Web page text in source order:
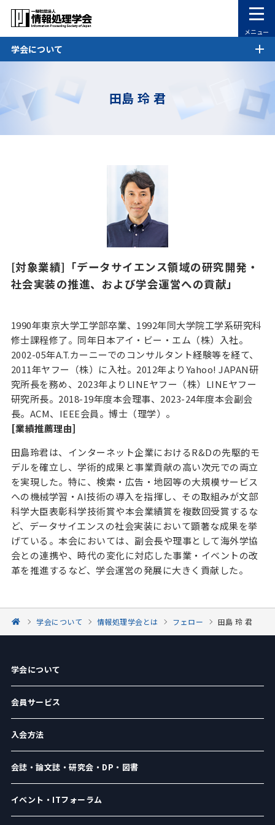
メニュー
学会について
田島 玲 君
[対象業績]「データサイエンス領域の研究開発・
社会実装の推進、および学会運営への貢献」
1990年東京大学工学部卒業、1992年同大学院工学系研究科
修士課程修了。同年日本アイ・ビー・エム（株）入社。
2002-05年A.T.カーニーでのコンサルタント経験等を経て、
2011年ヤフー（株）に入社。2012年よりYahoo! JAPAN研
究所長を務め、2023年よりLINEヤフー（株）LINEヤフー
研究所長。2018-19年度本会理事、2023-24年度本会副会
長。ACM、IEEE会員。博士（理学）。
[業績推薦理由]
田島玲君は、インターネット企業におけるR&Dの先駆的モ
デルを確立し、学術的成果と事業貢献の高い次元での両立
を実現した。特に、検索・広告・地図等の大規模サービス
への機械学習・AI技術の導入を指揮し、その取組みが文部
科学大臣表彰科学技術賞や本会業績賞を複数回受賞するな
ど、データサイエンスの社会実装において顕著な成果を挙
げている。本会においては、副会長や理事として海外学協
会との連携や、時代の変化に対応した事業・イベントの改
革を推進するなど、学会運営の発展に大きく貢献した。
学会について 情報処理学会とは フェロー 田島 玲 君
学会について
会員サービス
入会方法
会誌・論文誌・研究会・DP・図書
イベント・ITフォーラム